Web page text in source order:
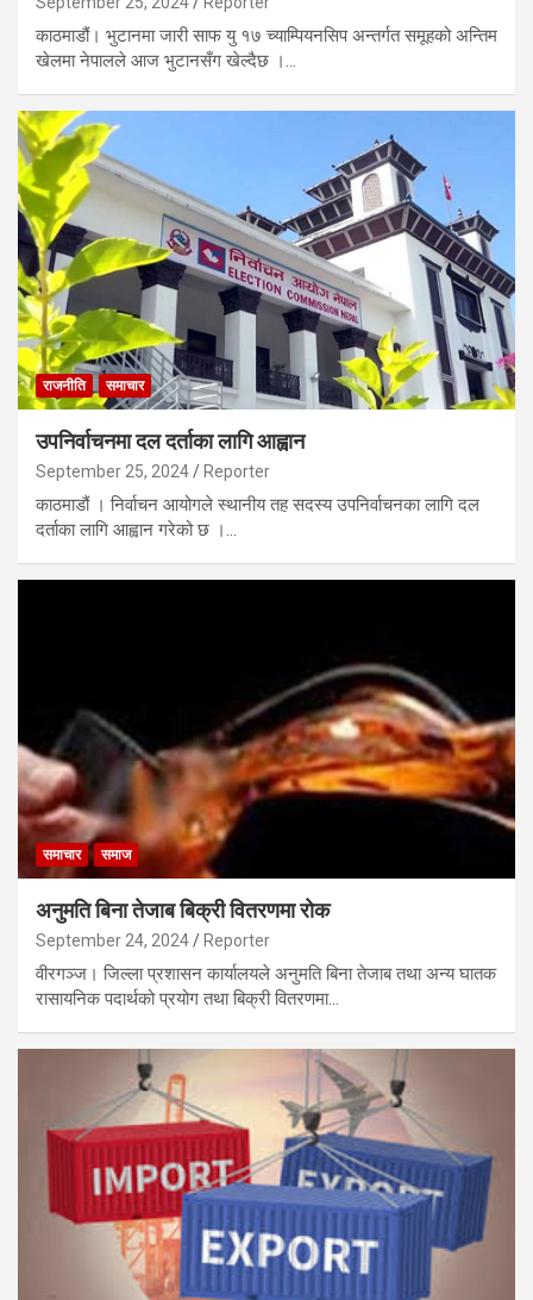
काठमाडौं। भुटानमा जारी साफ यु १७ च्याम्पियनसिप अन्तर्गत समूहको अन्तिम
खेलमा नेपालले आज भुटानसँग खेल्दैछ ।…
राजनीति समाचार
उपनिर्वाचनमा दल दर्ताका लागि आह्वान
September 25, 2024 Reporter
काठमाडौं । निर्वाचन आयोगले स्थानीय तह सदस्य उपनिर्वाचनका लागि दल
दर्ताका लागि आह्वान गरेको छ ।…
समाचार समाज
अनुमति बिना तेजाब बिक्री वितरणमा रोक
September 24, 2024 Reporter
वीरगञ्ज। जिल्ला प्रशासन कार्यालयले अनुमति बिना तेजाब तथा अन्य घातक
रासायनिक पदार्थको प्रयोग तथा बिक्री वितरणमा…